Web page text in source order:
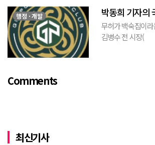
이 하...
행정 · 개발 박동희 기자의
무허가 백숙집이
김병수 전 시장(
Comments
최신기사